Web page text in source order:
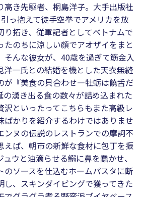
高き先駆者、桐島洋子。大手出版社
っ抱えて徒手空拳でアメリカを放
り拓き、従軍記者としてベトナムで
たのちに涼しい顔でアオザイをまと
そんな彼女が、40歳を過ぎて筋金入
洋一氏との結婚を機とした天衣無縫
が『美食の貝合わせ―牡蛎は饒舌だ
の湧き出る食の数々が詰め込まれた
沢といったってこちらもまた高級レ
ばかりを紹介するわけではありませ
ンヌの伝説のレストランでの摩訶不
えば、朝市の新鮮な食材に包丁を振
ウと油滴らせる鰯に鼻を蠢かせ、
のソースを仕込むホームパスタに断
し、スキンダイビングで獲ってきた